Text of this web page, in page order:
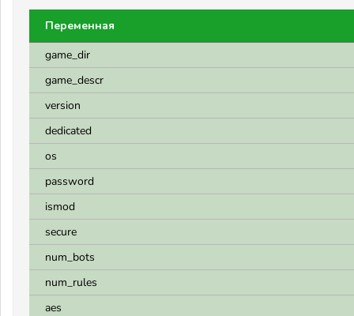
Переменная
game_dir
game_descr
version
dedicated
os
password
ismod
secure
num_bots
num_rules
aes